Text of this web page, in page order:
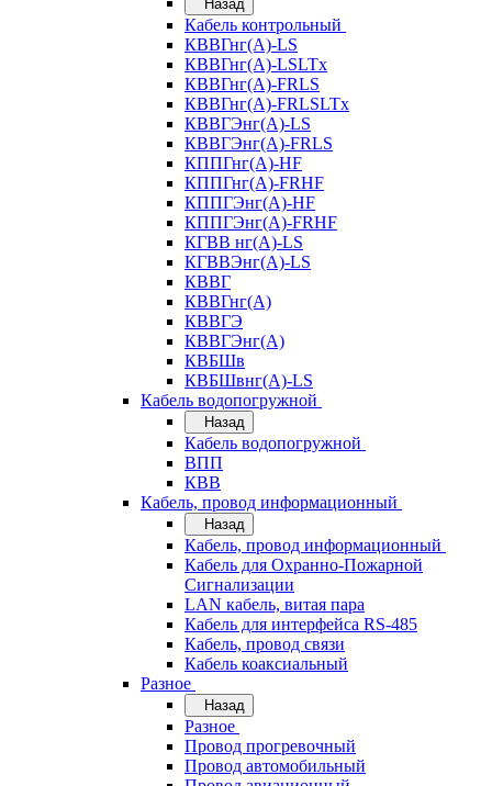
Назад
Кабель контрольный
КВВГнг(А)-LS
КВВГнг(А)-LSLTx
КВВГнг(А)-FRLS
КВВГнг(А)-FRLSLTx
КВВГЭнг(А)-LS
КВВГЭнг(А)-FRLS
КППГнг(А)-HF
КППГнг(А)-FRHF
КППГЭнг(А)-HF
КППГЭнг(А)-FRHF
КГВВ нг(А)-LS
КГВВЭнг(А)-LS
КВВГ
КВВГнг(А)
КВВГЭ
КВВГЭнг(А)
КВБШв
КВБШвнг(А)-LS
Кабель водопогружной
Назад
Кабель водопогружной
ВПП
КВВ
Кабель, провод информационный
Назад
Кабель, провод информационный
Кабель для Охранно-Пожарной
Сигнализации
LAN кабель, витая пара
Кабель для интерфейса RS-485
Кабель, провод связи
Кабель коаксиальный
Разное
Назад
Разное
Провод прогревочный
Провод автомобильный